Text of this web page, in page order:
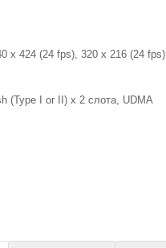
x 424 (24 fps), 320 x 216 (24 fps)
(Type I or II) x 2 слота, UDMA